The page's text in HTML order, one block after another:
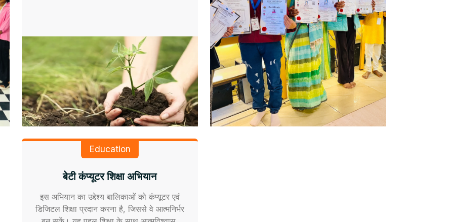
Education
बेटी कंप्यूटर शिक्षा अभियान
इस अभियान का उद्देश्य बालिकाओं को कंप्यूटर एवं
डिजिटल शिक्षा प्रदान करना है, जिससे वे आत्मनिर्भर